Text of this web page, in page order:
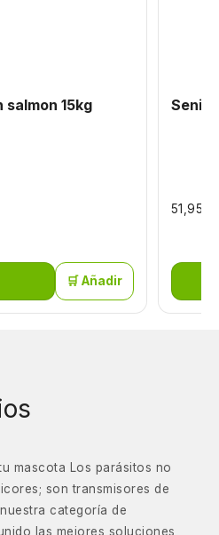
15kg
🛒 Añadir
51,95
mascota Los parásitos no
son transmisores de
categoría de
las mejores soluciones